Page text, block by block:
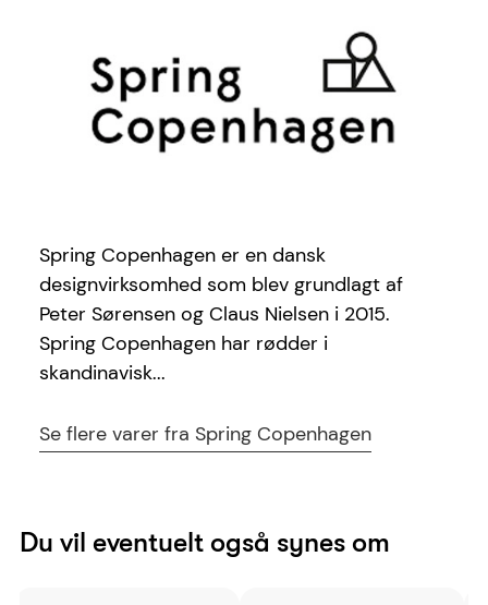
Reference
5713487060164
Spring Copenhagen er en dansk
designvirksomhed som blev grundlagt af
Peter Sørensen og Claus Nielsen i 2015.
Spring Copenhagen har rødder i
skandinavisk...
Se flere varer fra Spring Copenhagen
Du vil eventuelt også synes om